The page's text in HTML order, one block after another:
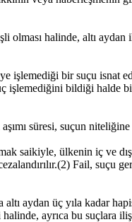
halinde, altı aydan
işlemediği bir suçu isnat
işlemediğini bildiği halde
süresi, suçun
saikiyle, ülkenin iç ve
Fail, suçu
aydan üç yıla kadar
halinde, ayrıca bu suçlara